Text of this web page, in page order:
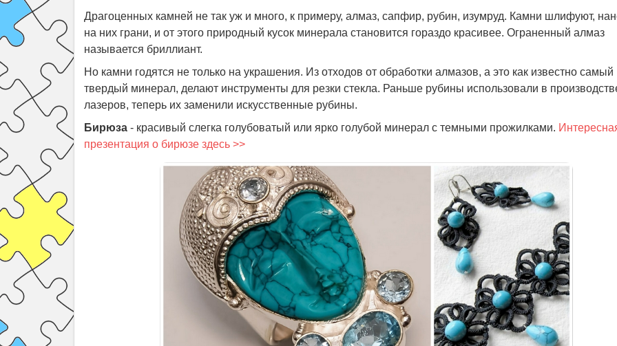
Драгоценных камней не так уж и много, к примеру, алмаз, сапфир, рубин, изумруд. Камни шлифуют,
на них грани, и от этого природный кусок минерала становится гораздо красивее. Ограненный алмаз
называется бриллиант.
Но камни годятся не только на украшения. Из отходов от обработки алмазов, а это как известно самый
твердый минерал, делают инструменты для резки стекла. Раньше рубины использовали в
лазеров, теперь их заменили искусственные рубины.
Бирюза - красивый слегка голубоватый или ярко голубой минерал с темными прожилками.
презентация о бирюзе здесь >>